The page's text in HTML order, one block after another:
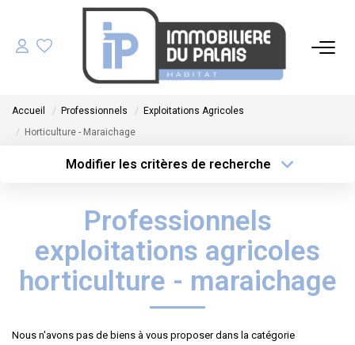
ACHETER
GÉRER
ESTIMER
NOS AGENCES
Accueil Professionnels
Exploitations Agricoles
Horticulture - Maraichage
Modifier les critères de recherche
Sélectionnez...
Surface min
Budget max Plus de critères
Professionnels
exploitations agricoles
horticulture - maraichage
Nous n'avons pas de biens à vous proposer dans la catégorie